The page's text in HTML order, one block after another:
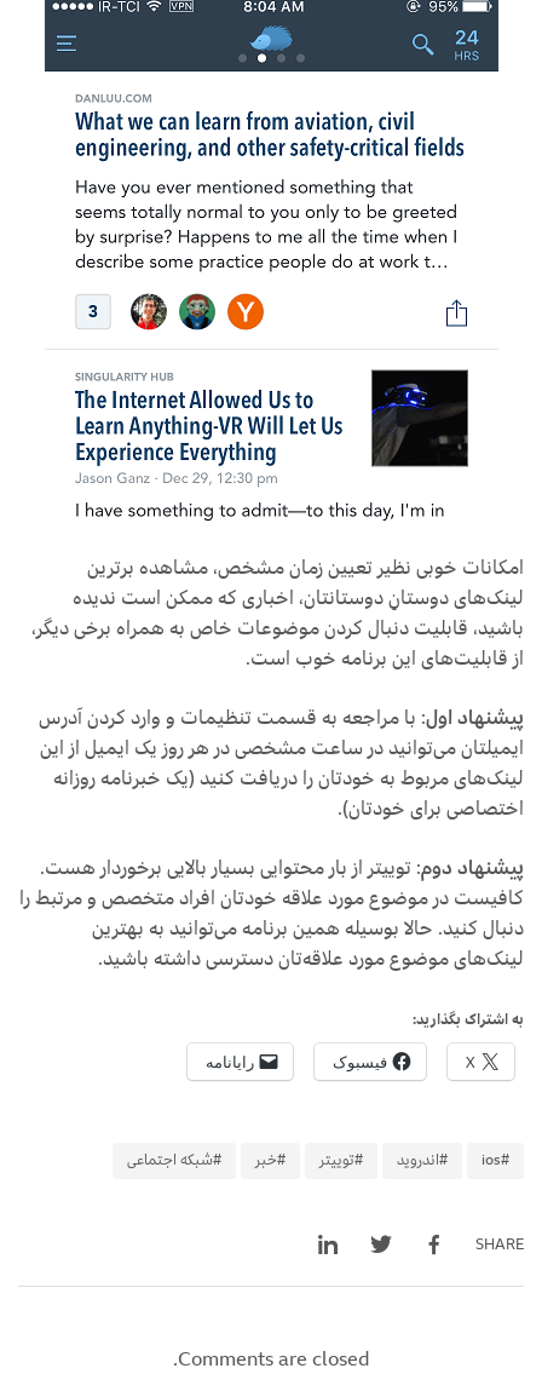
امکانات خوبی نظیر تعیین زمان مشخص، مشاهده برترین
لینک‌های دوستانِ دوستانتان، اخباری که ممکن است ندیده
باشید، قابلیت دنبال کردن موضوعات خاص به همراه برخی دیگر،
از قابلیت‌های این برنامه خوب است.
پیشنهاد اول: با مراجعه به قسمت تنظیمات و وارد کردن آدرس
ایمیلتان می‌توانید در ساعت مشخصی در هر روز یک ایمیل از این
لینک‌های مربوط به خودتان را دریافت کنید (یک خبرنامه روزانه
اختصاصی برای خودتان).
پیشنهاد دوم: توییتر از بار محتوایی بسیار بالایی برخوردار هست.
کافیست در موضوع مورد علاقه خودتان افراد متخصص و مرتبط را
دنبال کنید. حالا بوسیله همین برنامه می‌توانید به بهترین
لینک‌های موضوع مورد علاقه‌تان دسترسی داشته باشید.
به اشتراک بگذارید:
X فیسبوک رایانامه
#ios #اندروید #توییتر #خبر #شبکه اجتماعی
SHARE
Comments are closed.